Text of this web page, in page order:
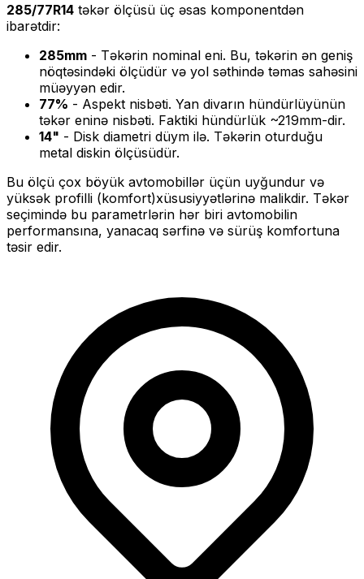
285/77R14 təkər ölçüsü üç əsas komponentdən
ibarətdir:
285mm - Təkərin nominal eni. Bu, təkərin ən geniş
nöqtəsindəki ölçüdür və yol səthində təmas sahəsini
müəyyən edir.
77% - Aspekt nisbəti. Yan divarın hündürlüyünün
təkər eninə nisbəti. Faktiki hündürlük ~219mm-dir.
14" - Disk diametri düym ilə. Təkərin oturduğu
metal diskin ölçüsüdür.
Bu ölçü çox böyük avtomobillər üçün uyğundur və
yüksək profilli (komfort)xüsusiyyətlərinə malikdir. Təkər
seçimində bu parametrlərin hər biri avtomobilin
performansına, yanacaq sərfinə və sürüş komfortuna
təsir edir.